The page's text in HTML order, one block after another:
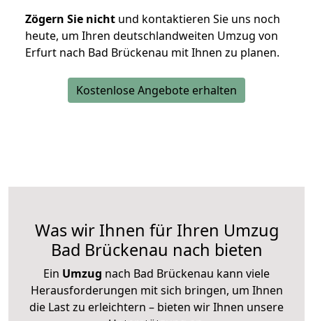
Zögern Sie nicht und kontaktieren Sie uns noch
heute, um Ihren deutschlandweiten Umzug von
Erfurt nach Bad Brückenau mit Ihnen zu planen.
Kostenlose Angebote erhalten
Was wir Ihnen für Ihren Umzug
Bad Brückenau nach bieten
Ein Umzug nach Bad Brückenau kann viele
Herausforderungen mit sich bringen, um Ihnen
die Last zu erleichtern – bieten wir Ihnen unsere